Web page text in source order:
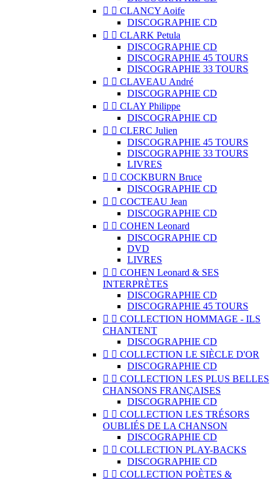
  CLANCY Aoife
DISCOGRAPHIE CD
  CLARK Petula
DISCOGRAPHIE CD
DISCOGRAPHIE 45 TOURS
DISCOGRAPHIE 33 TOURS
  CLAVEAU André
DISCOGRAPHIE CD
  CLAY Philippe
DISCOGRAPHIE CD
  CLERC Julien
DISCOGRAPHIE 45 TOURS
DISCOGRAPHIE 33 TOURS
LIVRES
  COCKBURN Bruce
DISCOGRAPHIE CD
  COCTEAU Jean
DISCOGRAPHIE CD
  COHEN Leonard
DISCOGRAPHIE CD
DVD
LIVRES
  COHEN Leonard & SES
INTERPRÈTES
DISCOGRAPHIE CD
DISCOGRAPHIE 45 TOURS
  COLLECTION HOMMAGE - ILS
CHANTENT
DISCOGRAPHIE CD
  COLLECTION LE SIÈCLE D'OR
DISCOGRAPHIE CD
  COLLECTION LES PLUS BELLES
CHANSONS FRANÇAISES
DISCOGRAPHIE CD
  COLLECTION LES TRÉSORS
OUBLIÉS DE LA CHANSON
DISCOGRAPHIE CD
  COLLECTION PLAY-BACKS
DISCOGRAPHIE CD
  COLLECTION POÈTES &